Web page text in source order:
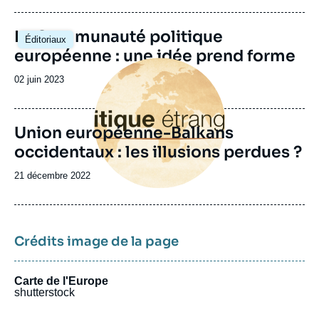
publication
Éditoriaux
Image
principale
La Communauté politique
européenne : une idée prend forme
Date
publication
02 juin 2023
Image
principale
Union européenne-Balkans
occidentaux : les illusions perdues ?
Date
publication
21 décembre 2022
Crédits image de la page
Carte de l'Europe
shutterstock